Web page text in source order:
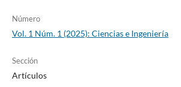
Número
Vol. 1 Núm. 1 (2025): Ciencias e Ingeniería
Sección
Artículos